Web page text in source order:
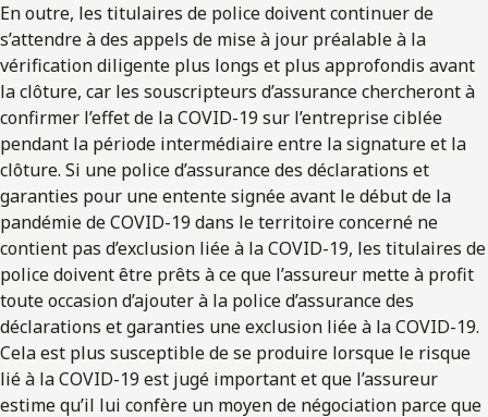
En outre, les titulaires de police doivent continuer de
s’attendre à des appels de mise à jour préalable à la
vérification diligente plus longs et plus approfondis avant
la clôture, car les souscripteurs d’assurance chercheront à
confirmer l’effet de la COVID-19 sur l’entreprise ciblée
pendant la période intermédiaire entre la signature et la
clôture. Si une police d’assurance des déclarations et
garanties pour une entente signée avant le début de la
pandémie de COVID-19 dans le territoire concerné ne
contient pas d’exclusion liée à la COVID-19, les titulaires de
police doivent être prêts à ce que l’assureur mette à profit
toute occasion d’ajouter à la police d’assurance des
déclarations et garanties une exclusion liée à la COVID-19.
Cela est plus susceptible de se produire lorsque le risque
lié à la COVID-19 est jugé important et que l’assureur
estime qu’il lui confère un moyen de négociation parce que